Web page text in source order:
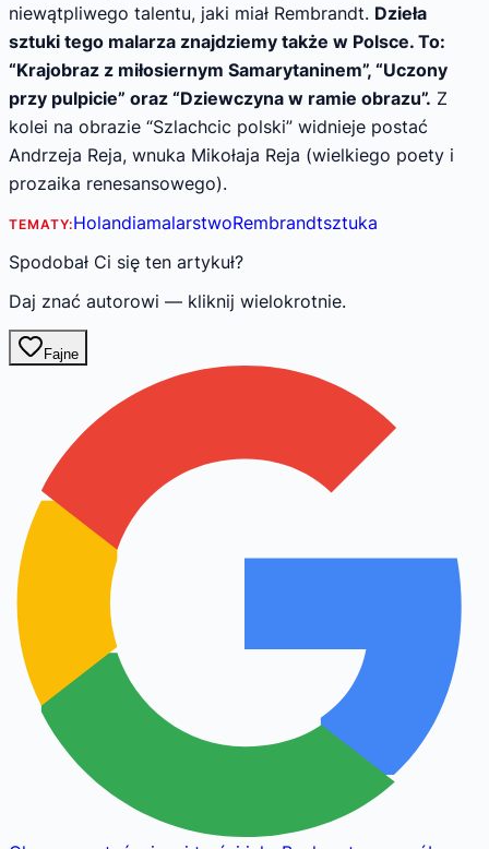
niewątpliwego talentu, jaki miał Rembrandt. Dzieła
sztuki tego malarza znajdziemy także w Polsce. To:
“Krajobraz z miłosiernym Samarytaninem”, “Uczony
przy pulpicie” oraz “Dziewczyna w ramie obrazu”. Z
kolei na obrazie “Szlachcic polski” widnieje postać
Andrzeja Reja, wnuka Mikołaja Reja (wielkiego poety i
prozaika renesansowego).
TEMATY:HolandiamalarstwoRembrandtsztuka
Spodobał Ci się ten artykuł?
Daj znać autorowi — kliknij wielokrotnie.
Fajne